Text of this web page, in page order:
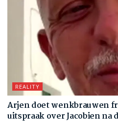
REALITY
Arjen doet wenkbrauwen
uitspraak over Jacobien na